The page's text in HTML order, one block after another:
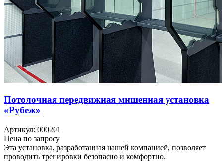
Потолочная передвижная мишенная установка
«Рубеж»
Артикул: 000201
Цена по запросу
Эта установка, разработанная нашей компанией, позволяет
проводить тренировки безопасно и комфортно.